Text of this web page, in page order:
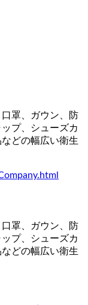
罩、ガウン、防
ップ、シューズカ
どの幅広い衛生
罩、ガウン、防
ップ 、シューズカ
どの幅広い衛生